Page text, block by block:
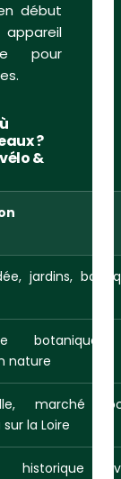
début
pour
?
&
jardins,
botanique
nature
marché
la Loire
historique